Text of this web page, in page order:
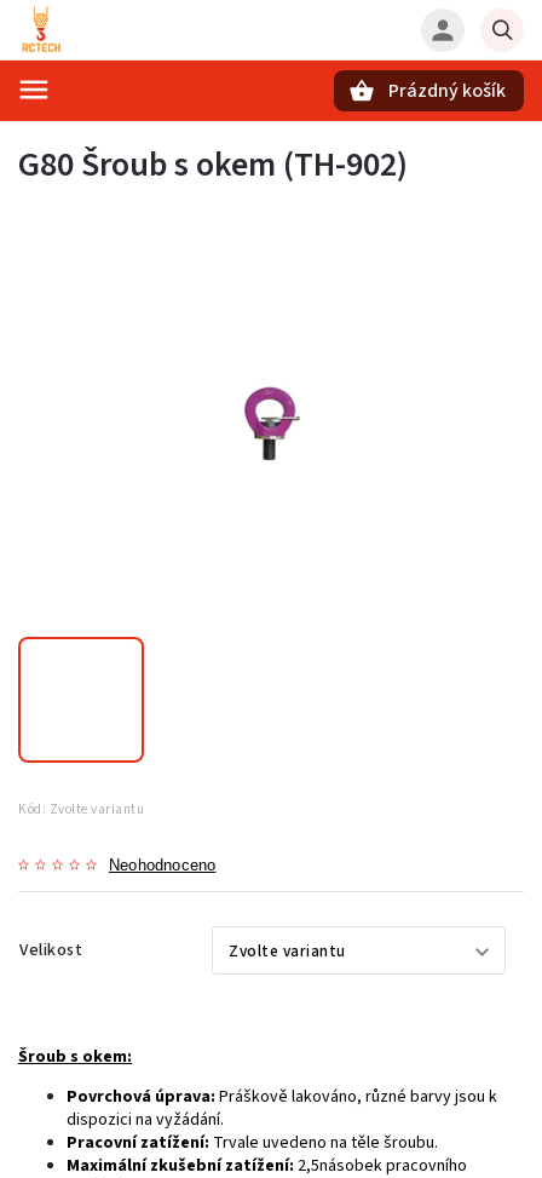
Prázdný košík
G80 Šroub s okem (TH-902)
Kód: Zvolte variantu
Neohodnoceno
Velikost
Šroub s okem:
Povrchová úprava: Práškově lakováno, různé barvy jsou k
dispozici na vyžádání.
Pracovní zatížení: Trvale uvedeno na těle šroubu.
Maximální zkušební zatížení: 2,5násobek pracovního